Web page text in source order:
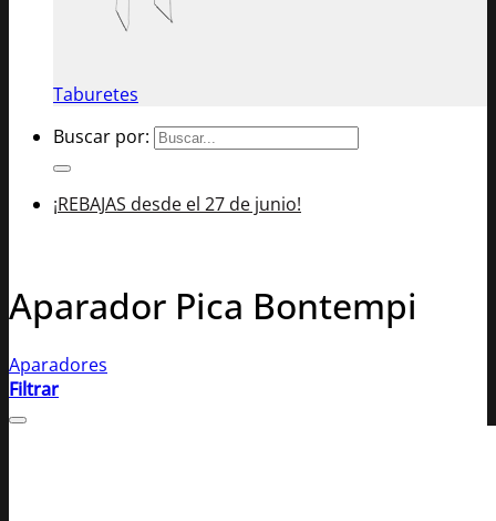
Taburetes
Buscar por:
¡REBAJAS desde el 27 de junio!
Aparador Pica Bontempi
Aparadores
Filtrar